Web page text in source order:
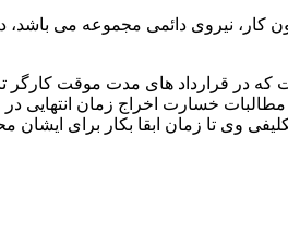
اظهار کرد: در صورتی که کارگر قرارداد کار نداشته باشد مطابق
در قرارداد های مدت موقت کارگر
خسارت اخراج زمان انتهایی